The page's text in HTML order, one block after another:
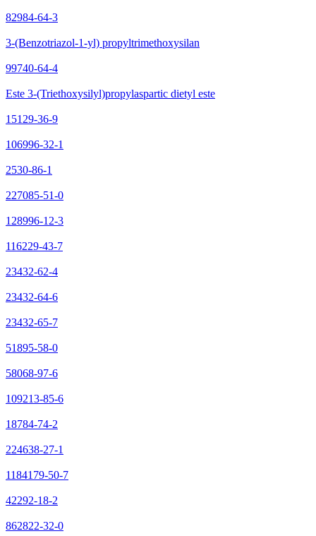
82984-64-3
3-(Benzotriazol-1-yl) propyltrimethoxysilan
99740-64-4
Este 3-(Triethoxysilyl)propylaspartic dietyl este
15129-36-9
106996-32-1
2530-86-1
227085-51-0
128996-12-3
116229-43-7
23432-62-4
23432-64-6
23432-65-7
51895-58-0
58068-97-6
109213-85-6
18784-74-2
224638-27-1
1184179-50-7
42292-18-2
862822-32-0